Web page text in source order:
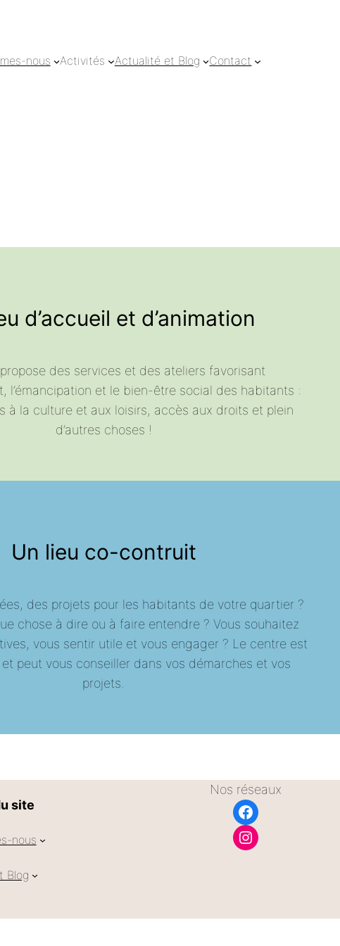
nous Activités Actualité et Blog Contact
d’accueil et d’animation
des services et des ateliers favorisant
l’émancipation et le bien-être social des habitants :
à la culture et aux loisirs, accès aux droits et plein
d’autres choses !
Un lieu co-contruit
des projets pour les habitants de votre quartier ?
chose à dire ou à faire entendre ? Vous souhaitez
vous sentir utile et vous engager ? Le centre est
peut vous conseiller dans vos démarches et vos
projets.
site
nous
Blog
Nos réseaux